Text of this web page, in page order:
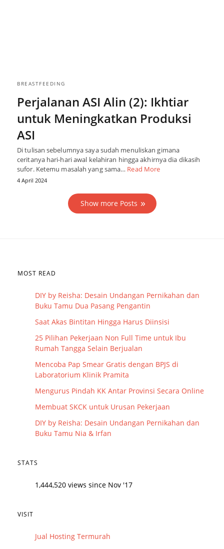
BREASTFEEDING
Perjalanan ASI Alin (2): Ikhtiar
untuk Meningkatkan Produksi
ASI
Di tulisan sebelumnya saya sudah menuliskan gimana
ceritanya hari-hari awal kelahiran hingga akhirnya dia dikasih
sufor. Ketemu masalah yang sama… Read More
4 April 2024
Show more Posts
MOST READ
DIY by Reisha: Desain Undangan Pernikahan dan
Buku Tamu Dua Pasang Pengantin
Saat Akas Bintitan Hingga Harus Diinsisi
25 Pilihan Pekerjaan Non Full Time untuk Ibu
Rumah Tangga Selain Berjualan
Mencoba Pap Smear Gratis dengan BPJS di
Laboratorium Klinik Pramita
Mengurus Pindah KK Antar Provinsi Secara Online
Membuat SKCK untuk Urusan Pekerjaan
DIY by Reisha: Desain Undangan Pernikahan dan
Buku Tamu Nia & Irfan
STATS
1,444,520 views since Nov '17
VISIT
Jual Hosting Termurah